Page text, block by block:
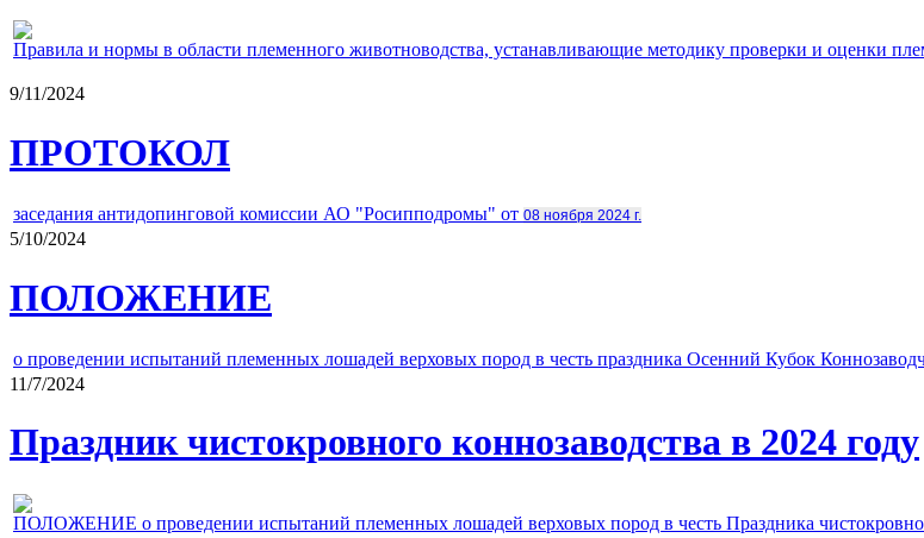
Правила и нормы в области племенного животноводства, устанавливающие методику проверки и оценки
9/11/2024
ПРОТОКОЛ
заседания антидопинговой комиссии АО "Росипподромы" от 08 ноября 2024 г.
5/10/2024
ПОЛОЖЕНИЕ
о проведении испытаний племенных лошадей верховых пород в честь праздника Осенний Кубок
11/7/2024
Праздник чистокровного коннозаводства в 2024 году
ПОЛОЖЕНИЕ о проведении испытаний племенных лошадей верховых пород в честь Праздника